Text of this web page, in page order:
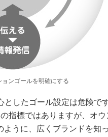
ョンゴールを明確にする
したゴール設定は危険で
指標ではありますが、オ
うに、広くブランドを知